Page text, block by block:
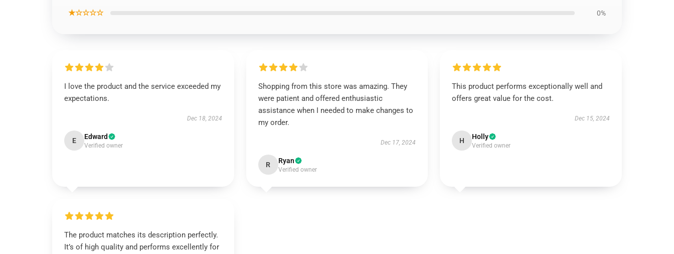
★☆☆☆☆ 0%
I love the product and the service exceeded my
expectations.
Dec 18, 2024
E Edward
Verified owner
Shopping from this store was amazing. They
were patient and offered enthusiastic
assistance when I needed to make changes to
my order.
Dec 17, 2024
R Ryan
Verified owner
This product performs exceptionally well and
offers great value for the cost.
Dec 15, 2024
H Holly
Verified owner
The product matches its description perfectly.
It’s of high quality and performs excellently for